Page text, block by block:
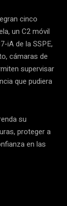
cinco
un C2 móvil
iA de la SSPE,
cámaras de
supervisar
que pudiera
su
proteger a
en las